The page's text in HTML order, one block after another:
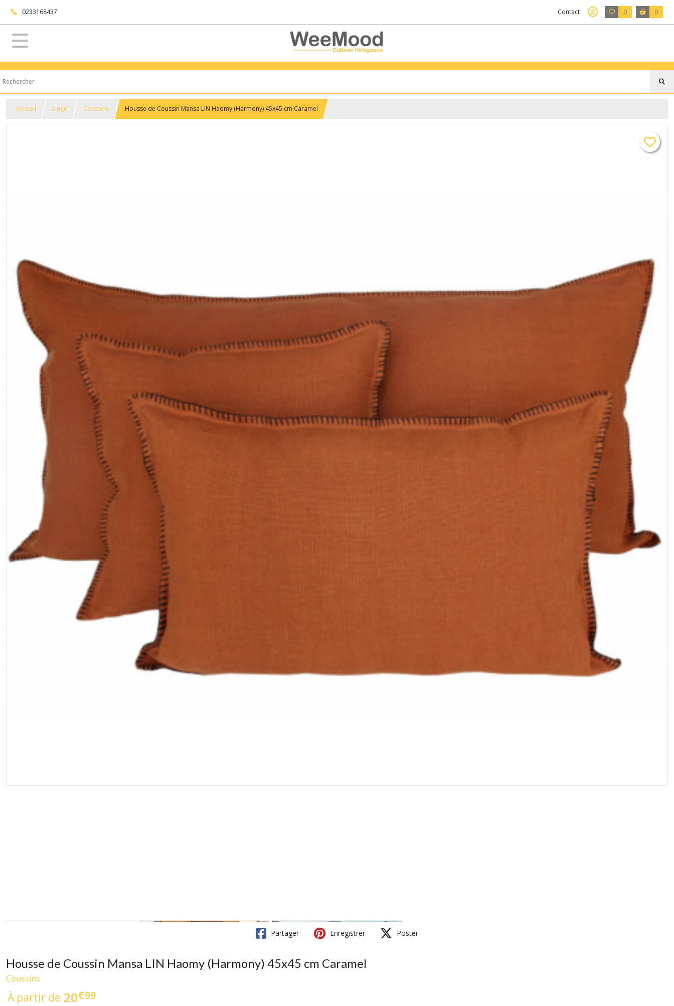
0233168437 Contact 0 0
Accueil Linge Coussins Housse de Coussin Mansa LIN Haomy (Harmony) 45x45 cm Caramel
Partager Enregistrer Poster
Housse de Coussin Mansa LIN Haomy (Harmony) 45x45 cm Caramel
Coussins
À partir de 20€99